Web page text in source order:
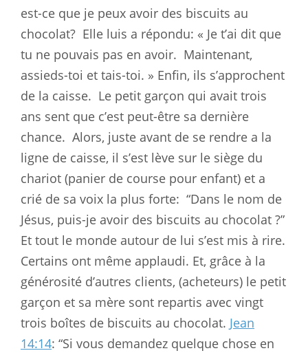
est-ce que je peux avoir des biscuits au
chocolat? Elle luis a répondu: « Je t’ai dit que
tu ne pouvais pas en avoir. Maintenant,
assieds-toi et tais-toi. » Enfin, ils s’approchent
de la caisse. Le petit garçon qui avait trois
ans sent que c’est peut-être sa dernière
chance. Alors, juste avant de se rendre a la
ligne de caisse, il s’est lève sur le siège du
chariot (panier de course pour enfant) et a
crié de sa voix la plus forte: “Dans le nom de
Jésus, puis-je avoir des biscuits au chocolat ?”
Et tout le monde autour de lui s’est mis à rire.
Certains ont même applaudi. Et, grâce à la
générosité d’autres clients, (acheteurs) le petit
garçon et sa mère sont repartis avec vingt
trois boîtes de biscuits au chocolat. Jean
14:14: “Si vous demandez quelque chose en